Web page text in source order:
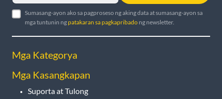
Sumasang-ayon ako sa pagproseso ng aking data at sumasang-ayon sa
mga tuntunin ngpatakaran sa pagkapribado ng newsletter.
Mga Kategorya
Mga Kasangkapan
Suporta at Tulong